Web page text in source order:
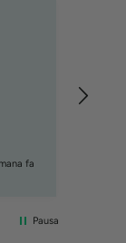
fa
Pausa